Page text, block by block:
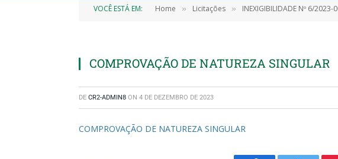
VOCÊ ESTÁ EM: Home » Licitações » INEXIGIBILIDADE Nº 6/2023-00007 (CONTRATAÇÃO DE
COMPROVAÇÃO DE NATUREZA SINGULAR
DE CR2-ADMIN8 ON 4 DE DEZEMBRO DE 2023
COMPROVAÇÃO DE NATUREZA SINGULAR